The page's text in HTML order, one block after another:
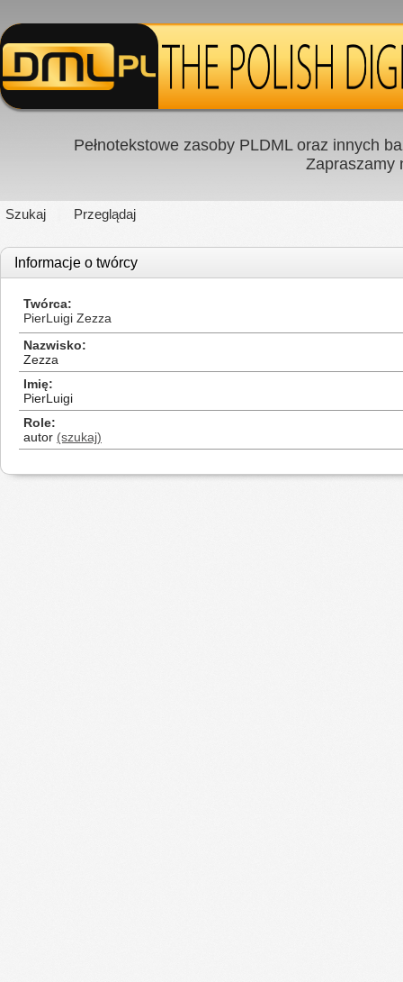
Pełnotekstowe zasoby PLDML oraz innych
Zapraszamy
Szukaj Przeglądaj
Informacje o twórcy
Twórca
PierLuigi Zezza
Nazwisko
Zezza
Imię
PierLuigi
Role
autor (szukaj)